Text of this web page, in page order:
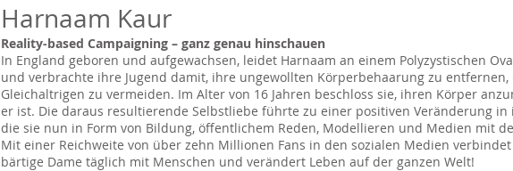
Harnaam Kaur
Reality-based Campaigning – ganz genau hinschauen
In England geboren und aufgewachsen, leidet Harnaam an einem Polyzystischen
und verbrachte ihre Jugend damit, ihre ungewollten Körperbehaarung zu
Gleichaltrigen zu vermeiden. Im Alter von 16 Jahren beschloss sie, ihren Körper
er ist. Die daraus resultierende Selbstliebe führte zu einer positiven Veränderung in
die sie nun in Form von Bildung, öffentlichem Reden, Modellieren und Medien mit
Mit einer Reichweite von über zehn Millionen Fans in den sozialen Medien
bärtige Dame täglich mit Menschen und verändert Leben auf der ganzen Welt!